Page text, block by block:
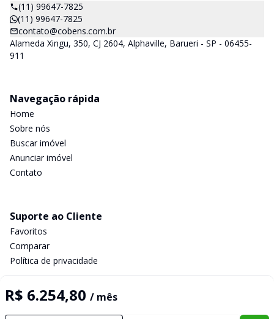
R$ 6.254,80 / mês
(11) 99647-7825
(11) 99647-7825
contato@cobens.com.br
Alameda Xingu, 350, CJ 2604, Alphaville, Barueri - SP - 06455-
911
Navegação rápida
Home
Sobre nós
Buscar imóvel
Anunciar imóvel
Contato
Suporte ao Cliente
Favoritos
Comparar
Política de privacidade